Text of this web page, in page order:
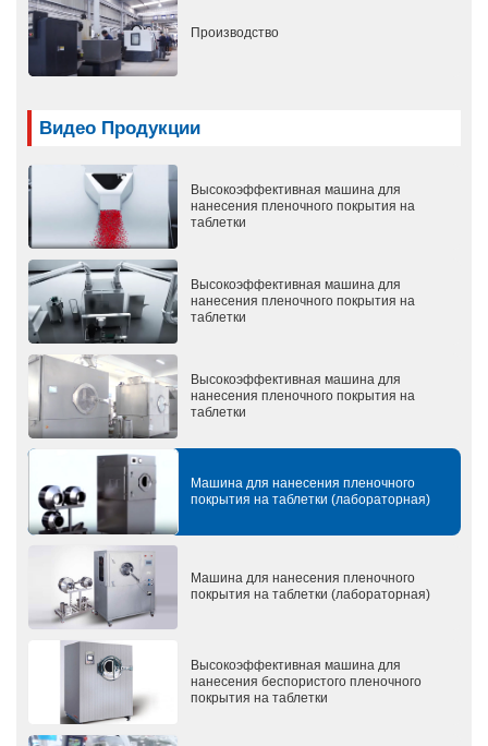
Производство
Видео Продукции
Высокоэффективная машина для
нанесения пленочного покрытия на
таблетки
Высокоэффективная машина для
нанесения пленочного покрытия на
таблетки
Высокоэффективная машина для
нанесения пленочного покрытия на
таблетки
Машина для нанесения пленочного
покрытия на таблетки (лабораторная)
Машина для нанесения пленочного
покрытия на таблетки (лабораторная)
Высокоэффективная машина для
нанесения беспористого пленочного
покрытия на таблетки